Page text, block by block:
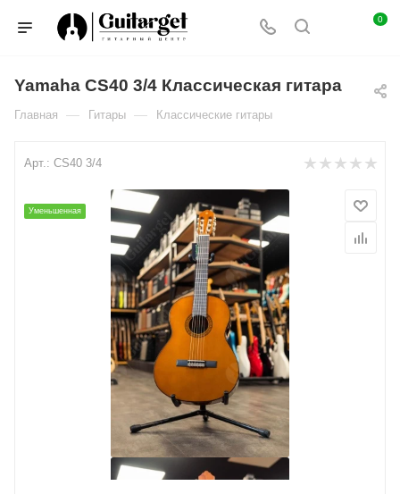
0
Yamaha CS40 3/4 Классическая гитара
Главная — Гитары — Классические гитары
Арт.: CS40 3/4
Уменьшенная